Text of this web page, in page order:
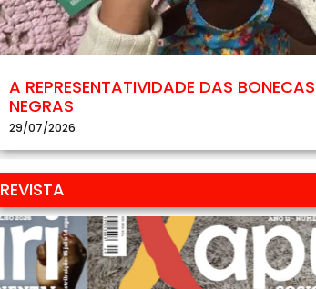
A REPRESENTATIVIDADE DAS BONECAS
NEGRAS
29/07/2026
REVISTA